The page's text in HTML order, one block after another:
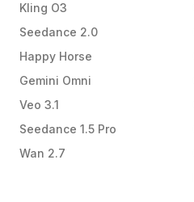
Kling O3
Seedance 2.0
Happy Horse
Gemini Omni
Veo 3.1
Seedance 1.5 Pro
Wan 2.7